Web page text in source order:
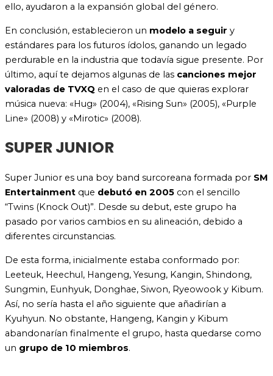
ello, ayudaron a la expansión global del género.
En conclusión, establecieron un modelo a seguir y
estándares para los futuros ídolos, ganando un legado
perdurable en la industria que todavía sigue presente. Por
último, aquí te dejamos algunas de las canciones mejor
valoradas de TVXQ en el caso de que quieras explorar
música nueva: «Hug» (2004), «Rising Sun» (2005), «Purple
Line» (2008) y «Mirotic» (2008).
SUPER JUNIOR
Super Junior es una boy band surcoreana formada por SM
Entertainment que debutó en 2005 con el sencillo
“Twins (Knock Out)”. Desde su debut, este grupo ha
pasado por varios cambios en su alineación, debido a
diferentes circunstancias.
De esta forma, inicialmente estaba conformado por:
Leeteuk, Heechul, Hangeng, Yesung, Kangin, Shindong,
Sungmin, Eunhyuk, Donghae, Siwon, Ryeowook y Kibum.
Así, no sería hasta el año siguiente que añadirían a
Kyuhyun. No obstante, Hangeng, Kangin y Kibum
abandonarían finalmente el grupo, hasta quedarse como
un grupo de 10 miembros.